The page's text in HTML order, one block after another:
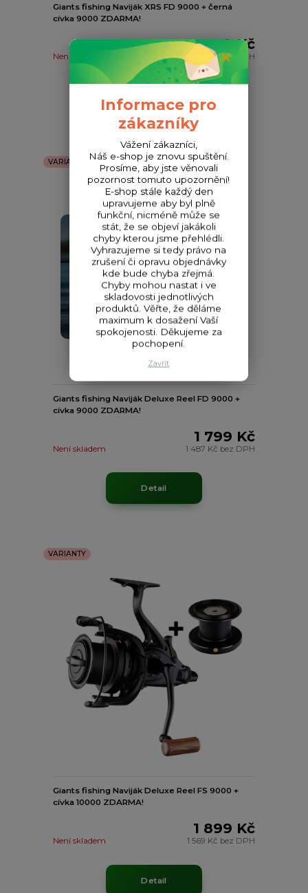
Giants fishing Naviják XRS FD 9000 + černá
cívka 9000 ZDARMA!
1 599 Kč
1 321 Kčbez DPH
Není skladem
VARIANTY
Giants fishing Naviják Deluxe Reel FD 9000 +
cívka 9000 ZDARMA!
1 799 Kč
1 487 Kč bez DPH
Není skladem
Detail
VARIANTY
Giants fishing Naviják Deluxe Reel FS 9000 +
cívka 10000 ZDARMA!
1 899 Kč
1 569 Kč bez DPH
Není skladem
Detail
Informace pro
zákazníky
Vážení zákazníci,
Náš e-shop je znovu spuštění.
Prosíme, aby jste věnovali
pozornost tomuto upozornění!
E-shop stále každý den
upravujeme aby byl plně
funkční, nicméně může se
stát, že se objeví jakákoli
chyby kterou jsme přehlédli.
Vyhrazujeme si tedy právo na
zrušení či opravu objednávky
kde bude chyba zřejmá.
Chyby mohou nastat i ve
skladovosti jednotlivých
produktů. Věřte, že děláme
maximum k dosažení Vaší
spokojenosti. Děkujeme za
pochopení.
Zavřít